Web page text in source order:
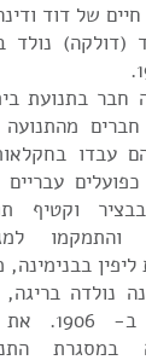
של דוד
(דולקה) נולד
חבר בתנועת
חברים
הם עבדו
וקטיף
והתמקמו
נולדה
פייזנר
במסגרת